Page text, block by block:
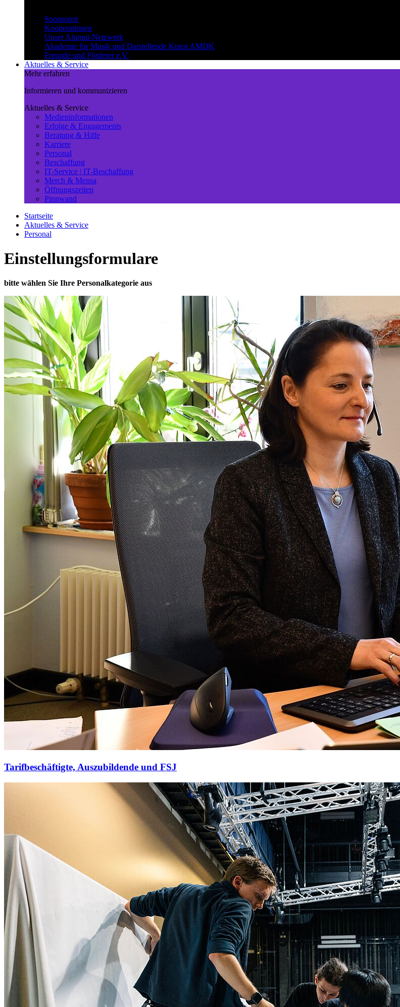
Sponsoren
Kooperationen
Unser Alumni-Netzwerk
Akademie für Musik und Darstellende Kunst AMDK
Freunde und Förderer e.V.
Aktuelles & Service
Mehr erfahren
Informieren und kommunizieren
Aktuelles & Service
Medieninformationen
Erfolge & Engagements
Beratung & Hilfe
Karriere
Personal
Beschaffung
IT-Service | IT-Beschaffung
Merch & Mensa
Öffnungszeiten
Pinnwand
Startseite
Aktuelles & Service
Personal
Einstellungsformulare
bitte wählen Sie Ihre Personalkategorie aus
Tarifbeschäftigte, Auszubildende und FSJ